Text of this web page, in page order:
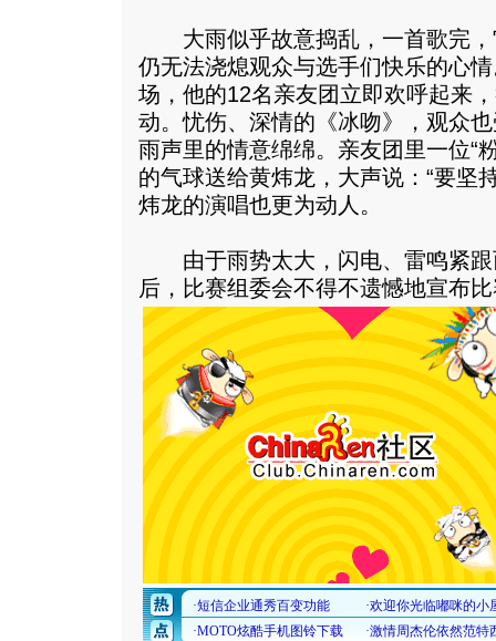
大雨似乎故意捣乱，一首歌完，
仍无法浇熄观众与选手们快乐的心
场，他的12名亲友团立即欢呼起来
动。忧伤、深情的《冰吻》，观众
雨声里的情意绵绵。亲友团里一位“
的气球送给黄炜龙，大声说：“要坚
炜龙的演唱也更为动人。
由于雨势太大，闪电、雷鸣紧跟
后，比赛组委会不得不遗憾地宣布